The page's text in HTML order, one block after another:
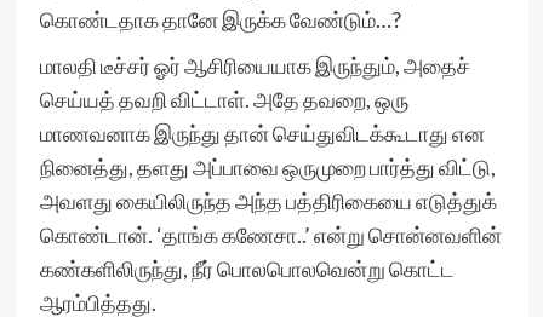
கொண்டதாக தானே இருக்க வேண்டும்…?
மாலதி டீச்சர் ஓர் ஆசிரியையாக இருந்தும், அதைச்
செய்யத் தவறி விட்டாள். அதே தவறை, ஒரு
மாணவனாக இருந்து தான் செய்துவிடக்கூடாது என
நினைத்து, தளது அப்பாவை ஒருமுறை பார்த்து விட்டு,
அவளது கையிலிருந்த அந்த பத்திரிகையை எடுத்துக்
கொண்டான். ‘தாங்க கணேசா..’ என்று சொன்னவளின்
கண்களிலிருந்து, நீர் பொலபொலவென்று கொட்ட
ஆரம்பித்தது.